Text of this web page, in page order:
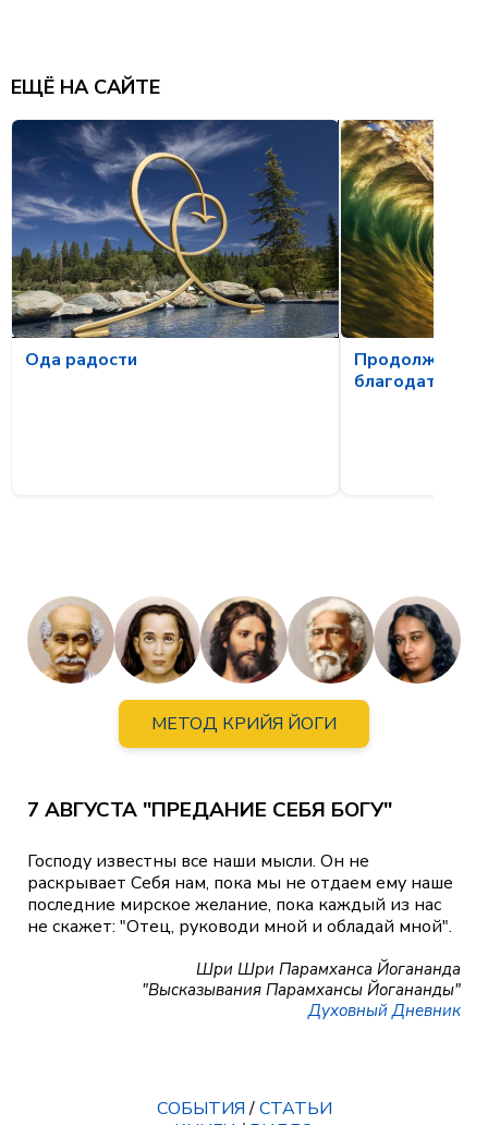
ЕЩЁ НА САЙТЕ
Ода радости
Продолжая
благодати
МЕТОД КРИЙЯ ЙОГИ
7 АВГУСТА "ПРЕДАНИЕ СЕБЯ БОГУ"
Господу известны все наши мысли. Он не
раскрывает Себя нам, пока мы не отдаем ему наше
последние мирское желание, пока каждый из нас
не скажет: "Отец, руководи мной и обладай мной".
Шри Шри Парамханса Йогананда
"Высказывания Парамхансы Йогананды"
Духовный Дневник
СОБЫТИЯ/СТАТЬИ